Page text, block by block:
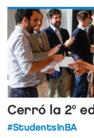
Cerró la 2°
#StudentsInBA